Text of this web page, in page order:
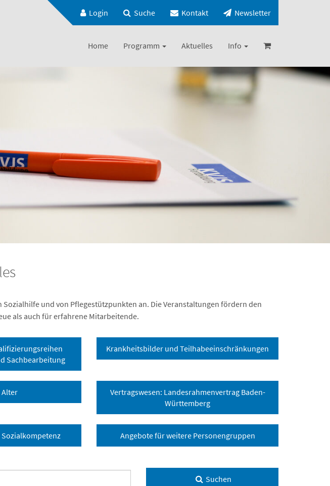
Login Suche Kontakt Newsletter
Home Programm Aktuelles Info
und von Pflegestützpunkten an. Die Veranstaltungen fördern den
als auch für erfahrene Mitarbeitende.
Sachbearbeitung
Krankheitsbilder und Teilhabeeinschränkungen
Alter
Vertragswesen: Landesrahmenvertrag Baden-
Württemberg
Angebote für weitere Personengruppen
Suchen